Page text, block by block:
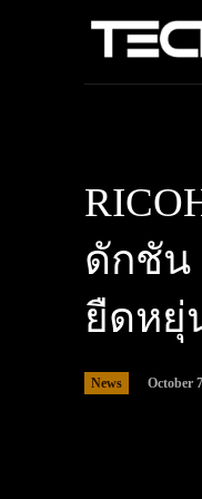
ดักชัน
ยืดหยุ่
News October